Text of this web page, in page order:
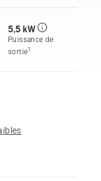
5,5 kW
Puissance de
sortie1